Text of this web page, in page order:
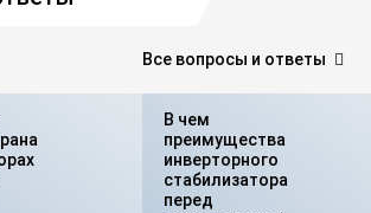
Все вопросы и ответы
В чем
преимущества
инверторного
стабилизатора
перед